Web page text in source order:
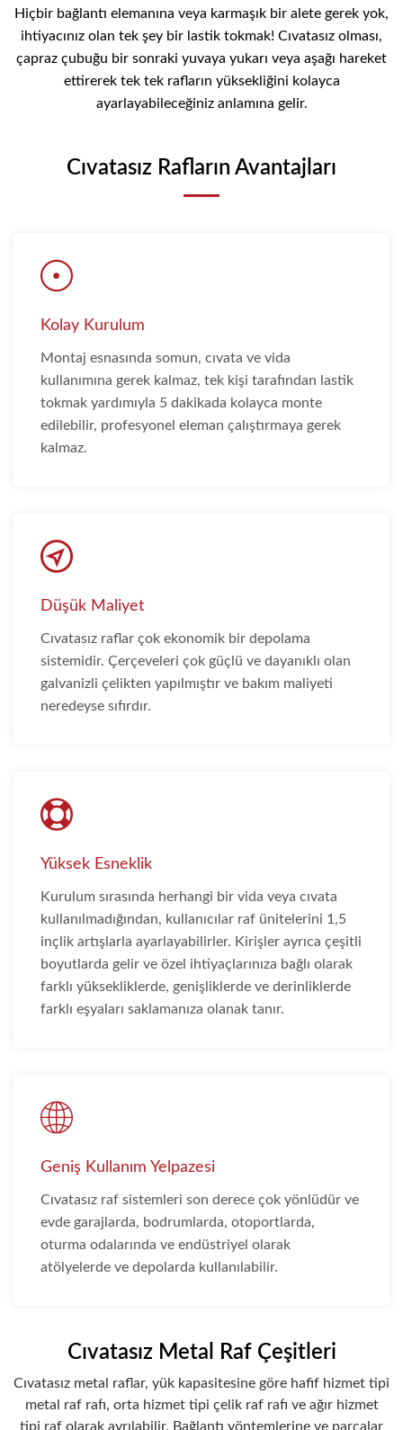
Hiçbir bağlantı elemanına veya karmaşık bir alete gerek yok,
ihtiyacınız olan tek şey bir lastik tokmak! Cıvatasız olması,
çapraz çubuğu bir sonraki yuvaya yukarı veya aşağı hareket
ettirerek tek tek rafların yüksekliğini kolayca
ayarlayabileceğiniz anlamına gelir.
Cıvatasız Rafların Avantajları
Kolay Kurulum
Montaj esnasında somun, cıvata ve vida
kullanımına gerek kalmaz, tek kişi tarafından lastik
tokmak yardımıyla 5 dakikada kolayca monte
edilebilir, profesyonel eleman çalıştırmaya gerek
kalmaz.
Düşük Maliyet
Cıvatasız raflar çok ekonomik bir depolama
sistemidir. Çerçeveleri çok güçlü ve dayanıklı olan
galvanizli çelikten yapılmıştır ve bakım maliyeti
neredeyse sıfırdır.
Yüksek Esneklik
Kurulum sırasında herhangi bir vida veya cıvata
kullanılmadığından, kullanıcılar raf ünitelerini 1,5
inçlik artışlarla ayarlayabilirler. Kirişler ayrıca çeşitli
boyutlarda gelir ve özel ihtiyaçlarınıza bağlı olarak
farklı yüksekliklerde, genişliklerde ve derinliklerde
farklı eşyaları saklamanıza olanak tanır.
Geniş Kullanım Yelpazesi
Cıvatasız raf sistemleri son derece çok yönlüdür ve
evde garajlarda, bodrumlarda, otoportlarda,
oturma odalarında ve endüstriyel olarak
atölyelerde ve depolarda kullanılabilir.
Cıvatasız Metal Raf Çeşitleri
Cıvatasız metal raflar, yük kapasitesine göre hafif hizmet tipi
metal raf rafı, orta hizmet tipi çelik raf rafı ve ağır hizmet
tipi raf olarak ayrılabilir. Bağlantı yöntemlerine ve parçalar